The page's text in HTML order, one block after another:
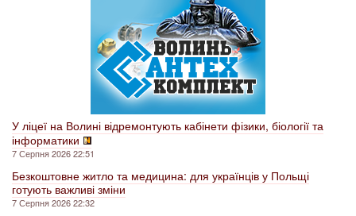
У ліцеї на Волині відремонтують кабінети фізики, біології та
інформатики
7 Серпня 2026 22:51
Безкоштовне житло та медицина: для українців у Польщі
готують важливі зміни
7 Серпня 2026 22:32